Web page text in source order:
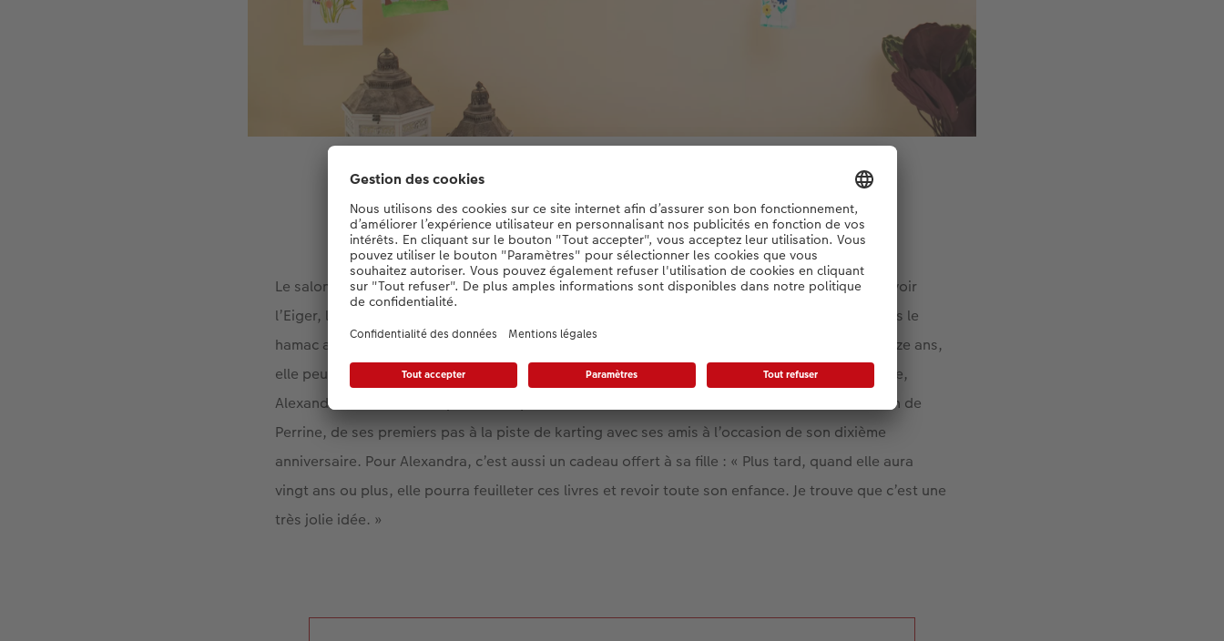
Le mur de livres photo du salon attire tous les regards.
Le salon donne sur une terrasse au panorama magnifique. « Par beau temps, on peut même voir
l’Eiger, le Mönch et la Jungfrau », explique Moni toute fière. Perrine aime se détendre ici, dans le
hamac avec sa tablette, où elle joue à des jeux de dragons ou à Minecraft. Du haut de ses onze ans,
elle peut déjà se targuer d’une belle collection de livres photo. Depuis la naissance de Perrine,
Alexandra crée des livres photo chaque année. Ils sont tous différents et montrent l’évolution de
Perrine, de ses premiers pas à la piste de karting avec ses amis à l’occasion de son dixième
anniversaire. Pour Alexandra, c’est aussi un cadeau offert à sa fille : « Plus tard, quand elle aura
vingt ans ou plus, elle pourra feuilleter ces livres et revoir toute son enfance. Je trouve que c’est une
très jolie idée. »